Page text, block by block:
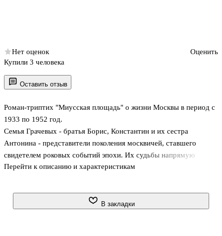
Оставить отзыв
Роман-триптих "Миусская площадь" о жизни Москвы в период с
1933 по 1952 год.
Семья Грачевых - братья Борис, Константин и их сестра
Антонина - представители поколения москвичей, ставшего
свидетелем роковых событий эпохи. Их судьбы напрямую
связаны с тайными проектами советского правительства, их
дух времени, используя запоминающиеся детали, находя особые
Перейти к описанию и характеристикам
Нет оценок
Оценить
Купили 3 человека
В закладки